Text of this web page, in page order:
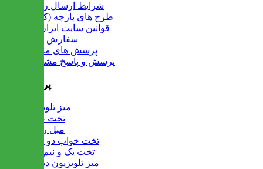
شرایط ارسال رایگان
طرح های پارچه (کالیته)
قوانین سایت ایران میز
سفارش عمده
پرسش های متداول
پرسش و پاسخ مشتریان
پرفروش ها
میز تلویزیون
تخت خواب
مبل راحتی
تخت خواب دو طبقه
تخت یک و نیم نفره
میز تلویزیون دیواری